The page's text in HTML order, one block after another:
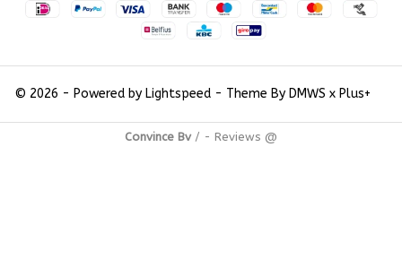
© 2026 - Powered by Lightspeed- Theme By DMWS x Plus+
Convince Bv/ - Reviews @